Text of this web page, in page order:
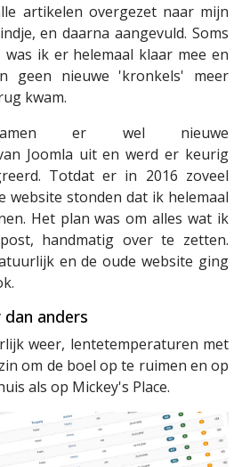
artikelen overgezet naar mijn
en daarna aangevuld. Soms
ik er helemaal klaar mee en
geen nieuwe 'kronkels' meer
kwam.
er wel nieuwe
Joomla uit en werd er keurig
Totdat er in 2016 zoveel
website stonden dat ik helemaal
Het plan was om alles wat ik
handmatig over te zetten.
en de oude website ging
anders
weer, lentetemperaturen met
om de boel op te ruimen en op
als op Mickey's Place.